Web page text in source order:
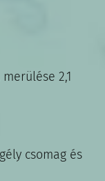
2,1
csomag és